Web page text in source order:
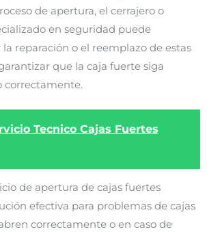
de apertura, el cerrajero o
en seguridad puede
reparación o el reemplazo de estas
que la caja fuerte siga
correctamente.
Tecnico Cajas Fuertes
de apertura de cajas fuertes
efectiva para problemas de cajas
correctamente o en caso de